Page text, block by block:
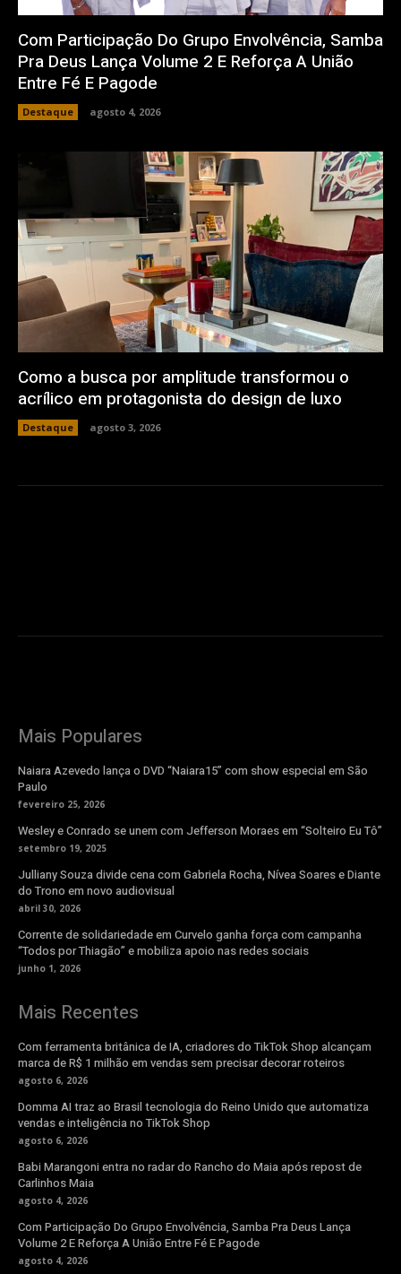
Com Participação Do Grupo Envolvência, Samba
Pra Deus Lança Volume 2 E Reforça A União
Entre Fé E Pagode
Destaque agosto 4, 2026
Como a busca por amplitude transformou o
acrílico em protagonista do design de luxo
Destaque agosto 3, 2026
Mais Populares
Naiara Azevedo lança o DVD “Naiara15” com show especial em São
Paulo
fevereiro 25, 2026
Wesley e Conrado se unem com Jefferson Moraes em “Solteiro Eu Tô”
setembro 19, 2025
Julliany Souza divide cena com Gabriela Rocha, Nívea Soares e Diante
do Trono em novo audiovisual
abril 30, 2026
Corrente de solidariedade em Curvelo ganha força com campanha
“Todos por Thiagão” e mobiliza apoio nas redes sociais
junho 1, 2026
Mais Recentes
Com ferramenta britânica de IA, criadores do TikTok Shop alcançam
marca de R$ 1 milhão em vendas sem precisar decorar roteiros
agosto 6, 2026
Domma AI traz ao Brasil tecnologia do Reino Unido que automatiza
vendas e inteligência no TikTok Shop
agosto 6, 2026
Babi Marangoni entra no radar do Rancho do Maia após repost de
Carlinhos Maia
agosto 4, 2026
Com Participação Do Grupo Envolvência, Samba Pra Deus Lança
Volume 2 E Reforça A União Entre Fé E Pagode
agosto 4, 2026